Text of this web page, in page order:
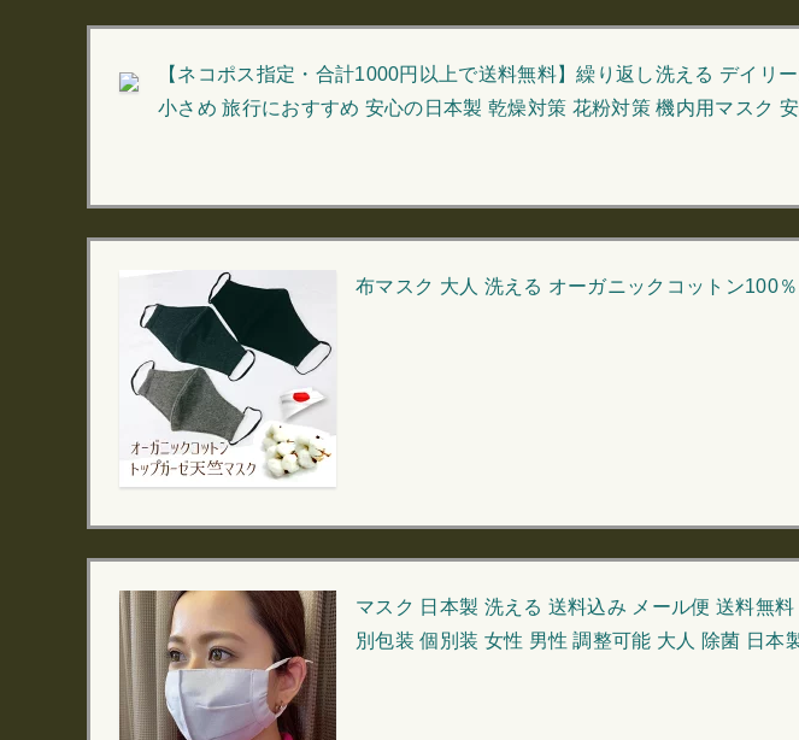
【ネコポス指定・合計1000円以上で送料無料】繰り返し洗える デイリ
小さめ 旅行におすすめ 安心の日本製 乾燥対策 花粉対策 機内用マスク
布マスク 大人 洗える オーガニックコットン100
マスク 日本製 洗える 送料込み メール便 送料無
別包装 個別装 女性 男性 調整可能 大人 除菌 日